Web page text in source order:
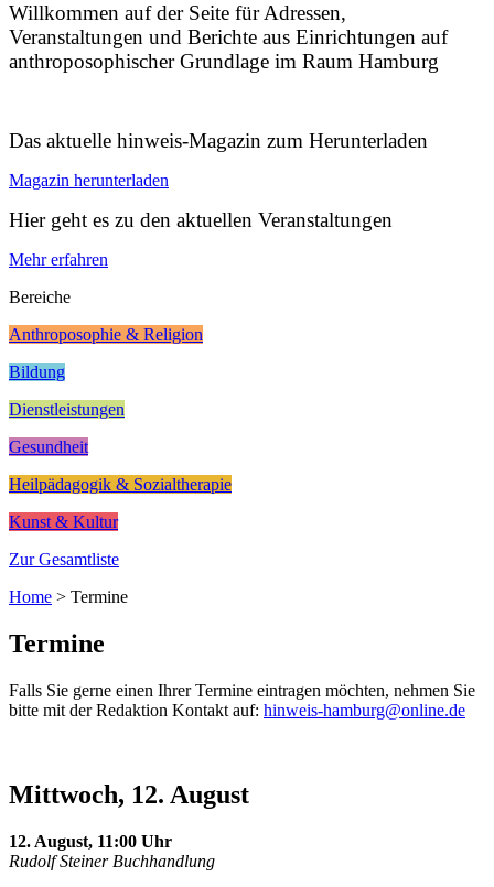
Willkommen auf der Seite für Adressen,
Veranstaltungen und Berichte aus Einrichtungen auf
anthroposophischer Grundlage im Raum Hamburg
Das aktuelle hinweis-Magazin zum Herunterladen
Magazin herunterladen
Hier geht es zu den aktuellen Veranstaltungen
Mehr erfahren
Bereiche
Anthroposophie & Religion
Bildung
Dienstleistungen
Gesundheit
Heilpädagogik & Sozialtherapie
Kunst & Kultur
Zur Gesamtliste
Home > Termine
Termine
Falls Sie gerne einen Ihrer Termine eintragen möchten, nehmen Sie
bitte mit der Redaktion Kontakt auf: hinweis-hamburg@online.de
Mittwoch, 12. August
12. August, 11:00 Uhr
Rudolf Steiner Buchhandlung